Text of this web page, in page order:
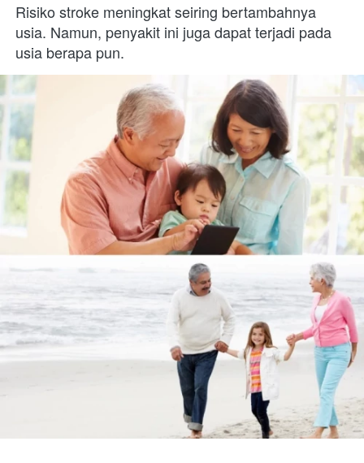
Risiko stroke meningkat seiring bertambahnya
usia. Namun, penyakit ini juga dapat terjadi pada
usia berapa pun.